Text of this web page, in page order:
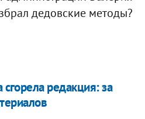
дедовские методы?
сгорела редакция: за